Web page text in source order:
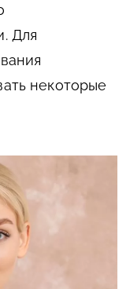
Для
некоторые